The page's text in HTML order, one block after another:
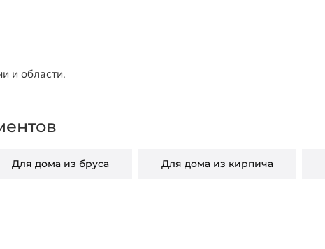
и области.
Для дома из бруса Для дома из кирпича